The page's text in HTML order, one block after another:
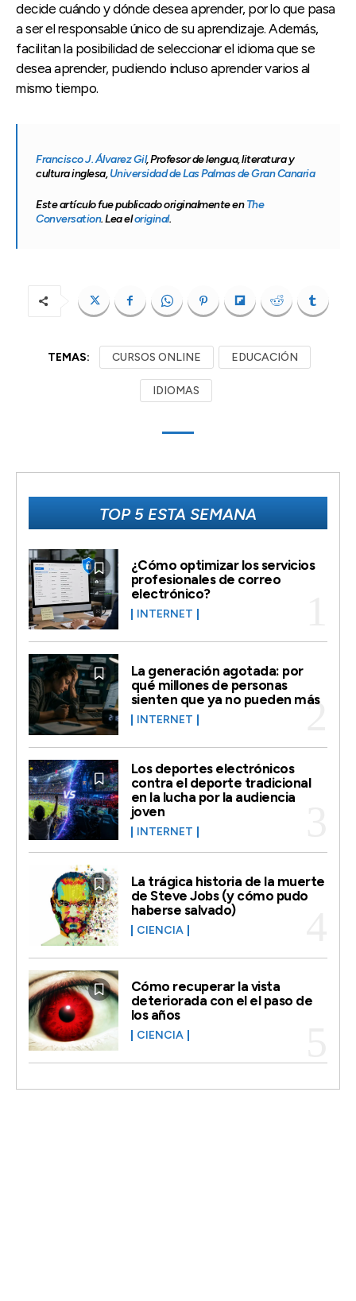
decide cuándo y dónde desea aprender, por lo que pasa
a ser el responsable único de su aprendizaje. Además,
facilitan la posibilidad de seleccionar el idioma que se
desea aprender, pudiendo incluso aprender varios al
mismo tiempo.
Francisco J. Álvarez Gil, Profesor de lengua, literatura y
cultura inglesa,Universidad de Las Palmas de Gran Canaria
Este artículo fue publicado originalmente enThe
Conversation. Lea eloriginal.
TEMAS: CURSOS ONLINE EDUCACIÓN
IDIOMAS
TOP 5 ESTA SEMANA
¿Cómo optimizar los servicios
profesionales de correo
electrónico?
INTERNET
La generación agotada: por
qué millones de personas
sienten que ya no pueden más
INTERNET
Los deportes electrónicos
contra el deporte tradicional
en la lucha por la audiencia
joven
INTERNET
La trágica historia de la muerte
de Steve Jobs (y cómo pudo
haberse salvado)
CIENCIA
Cómo recuperar la vista
deteriorada con el el paso de
los años
CIENCIA